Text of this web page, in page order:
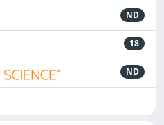
ND
18
ND